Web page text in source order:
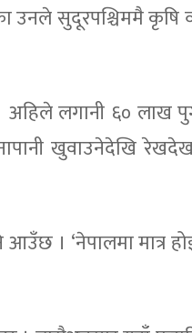
उनले सुदूरपश्चिममै कृषि
लगानी ६० लाख
खुवाउनेदेखि
आउँछ । ‘नेपालमा